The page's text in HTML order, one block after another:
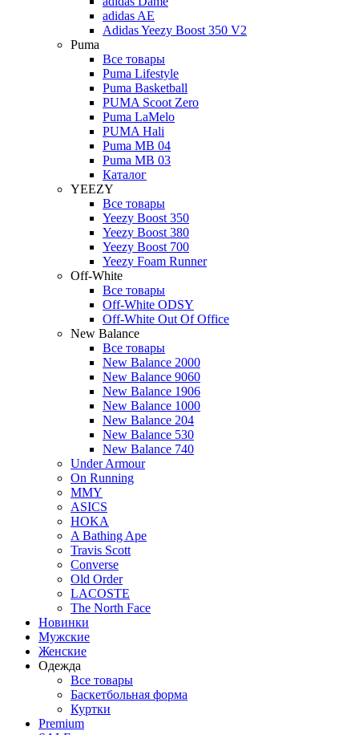
adidas AE
Adidas Yeezy Boost 350 V2
Puma
Все товары
Puma Lifestyle
Puma Basketball
PUMA Scoot Zero
Puma LaMelo
PUMA Hali
Puma MB 04
Puma MB 03
Каталог
YEEZY
Все товары
Yeezy Boost 350
Yeezy Boost 380
Yeezy Boost 700
Yeezy Foam Runner
Off-White
Все товары
Off-White ODSY
Off-White Out Of Office
New Balance
Все товары
New Balance 2000
New Balance 9060
New Balance 1906
New Balance 1000
New Balance 204
New Balance 530
New Balance 740
Under Armour
On Running
MMY
ASICS
HOKA
A Bathing Ape
Travis Scott
Converse
Old Order
LACOSTE
The North Face
Новинки
Мужские
Женские
Одежда
Все товары
Баскетбольная форма
Куртки
Premium